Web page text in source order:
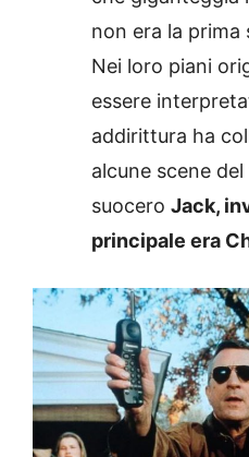
non era la
Nei loro piani
essere
addirittura ha
alcune scene
suocero Jack,
principale era